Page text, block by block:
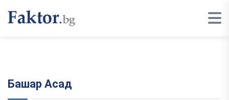
Башар Асад